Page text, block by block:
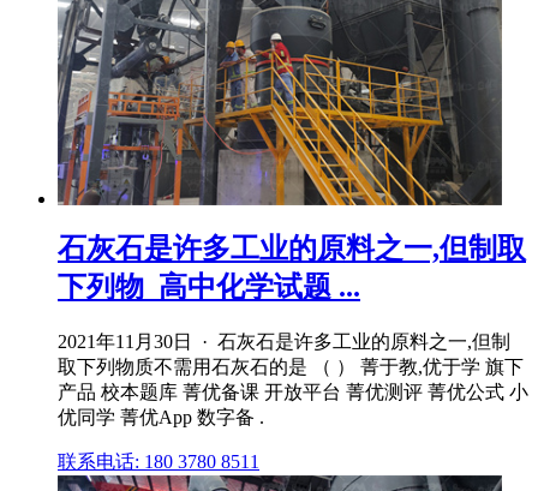
石灰石是许多工业的原料之一,但制取
下列物_高中化学试题 ...
2021年11月30日 · 石灰石是许多工业的原料之一,但制
取下列物质不需用石灰石的是 （ ） 菁于教,优于学 旗下
产品 校本题库 菁优备课 开放平台 菁优测评 菁优公式 小
优同学 菁优App 数字备 .
联系电话: 180 3780 8511